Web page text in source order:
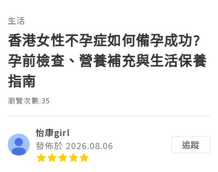
生活
香港女性不孕症如何備孕成功?
孕前檢查、營養補充與生活保養
指南
瀏覽次數:35
怡康girl
發佈於 2026.08.06
追蹤